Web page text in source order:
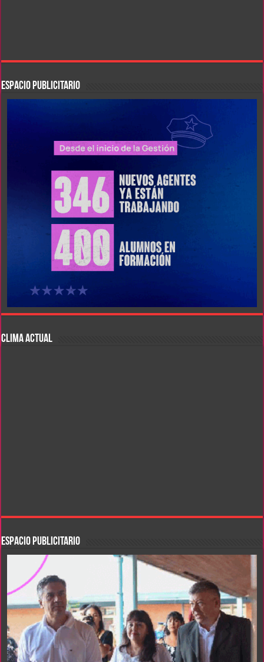
ESPACIO PUBLICITARIO
CLIMA ACTUAL
ESPACIO PUBLICITARIO